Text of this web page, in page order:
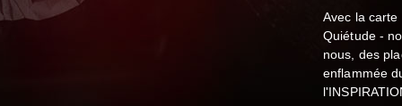
Avec la
Quiétude -
nous, des
enflammée